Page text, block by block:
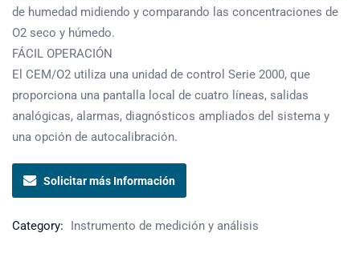
de humedad midiendo y comparando las concentraciones de
O2 seco y húmedo.
FÁCIL OPERACIÓN
El CEM/O2 utiliza una unidad de control Serie 2000, que
proporciona una pantalla local de cuatro líneas, salidas
analógicas, alarmas, diagnósticos ampliados del sistema y
una opción de autocalibración.
Solicitar más Información
Category: Instrumento de medición y análisis